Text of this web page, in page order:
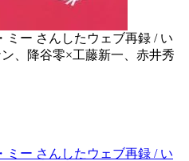
ミー さんしたウェブ再録 / い
、降谷零×工藤新一、赤井秀
ミー さんしたウェブ再録 / い